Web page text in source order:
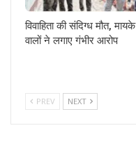
विवाहिता की संदिग्ध मौत, मायके
वालों ने लगाए गंभीर आरोप
PREV NEXT